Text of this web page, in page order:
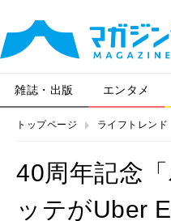
雑誌・出版 エンタメ
トップページ ライフトレンド
40周年記念
ッテがUber